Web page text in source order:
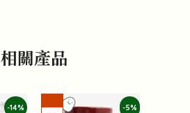
相關產品
-14% -5%